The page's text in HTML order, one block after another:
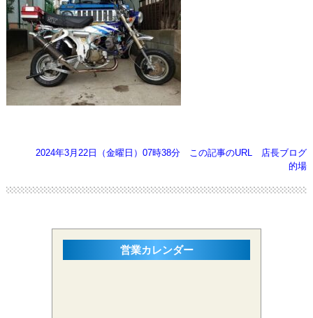
2024年3月22日（金曜日）07時38分 この記事のURL
店長ブログ
的場
営業カレンダー